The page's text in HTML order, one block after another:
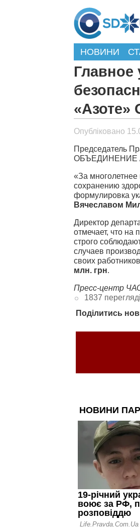
НОВИНИ
Главное
«Азоте»
Опубліковано
Председатель
ОБЪЕДИНЕНИЕ
«За
сохранению
формулировка
Вячеславом
Директор
отмечает, что на
строго
случаев
своих
млн. грн.
Пресс-центр
1837
Поділитись